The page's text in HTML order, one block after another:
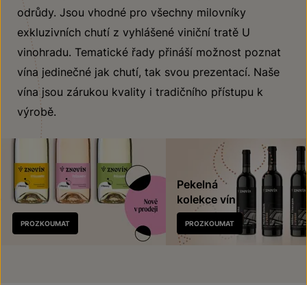
odrůdy. Jsou vhodné pro všechny milovníky
exkluzivních chutí z vyhlášené viniční tratě U
vinohradu. Tematické řady přináší možnost poznat
vína jedinečné jak chutí, tak svou prezentací. Naše
vína jsou zárukou kvality i tradičního přístupu k
výrobě.
Nově
v prodeji
PROZKOUMAT
Pekelná
kolekce vín
PROZKOUMAT